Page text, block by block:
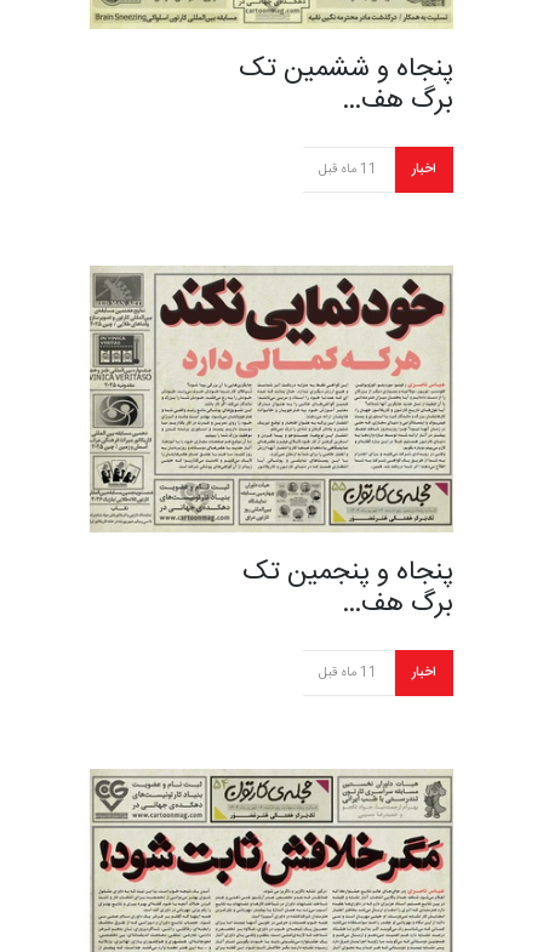
پنجاه‌ و ششمین تک
برگ هف…
اخبار 11 ماه قبل
پنجاه و پنجمین تک
برگ هف…
اخبار 11 ماه قبل